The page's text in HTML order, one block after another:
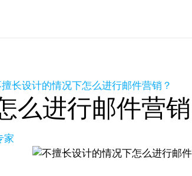
长设计的情况下怎么进行邮件营销？
么进行邮件营销
家